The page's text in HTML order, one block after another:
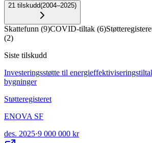
21 tilskudd(2004–2025)
Skattefunn (9)COVID-tiltak (6)
(2)
Siste tilskudd
Investeringsstøtte til
bygninger
Støtteregisteret
ENOVA SF
des. 2025·9 000 000 kr